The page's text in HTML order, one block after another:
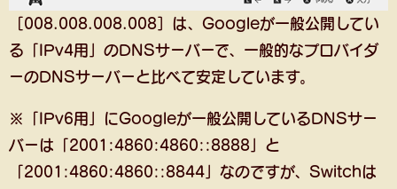
［008.008.008.008］は、Googleが一般公開してい
る「IPv4用」のDNSサーバーで、一般的なプロバイダ
ーのDNSサーバーと比べて安定しています。
※「IPv6用」にGoogleが一般公開しているDNSサー
バーは「2001:4860:4860::8888」と
「2001:4860:4860::8844」なのですが、Switchは